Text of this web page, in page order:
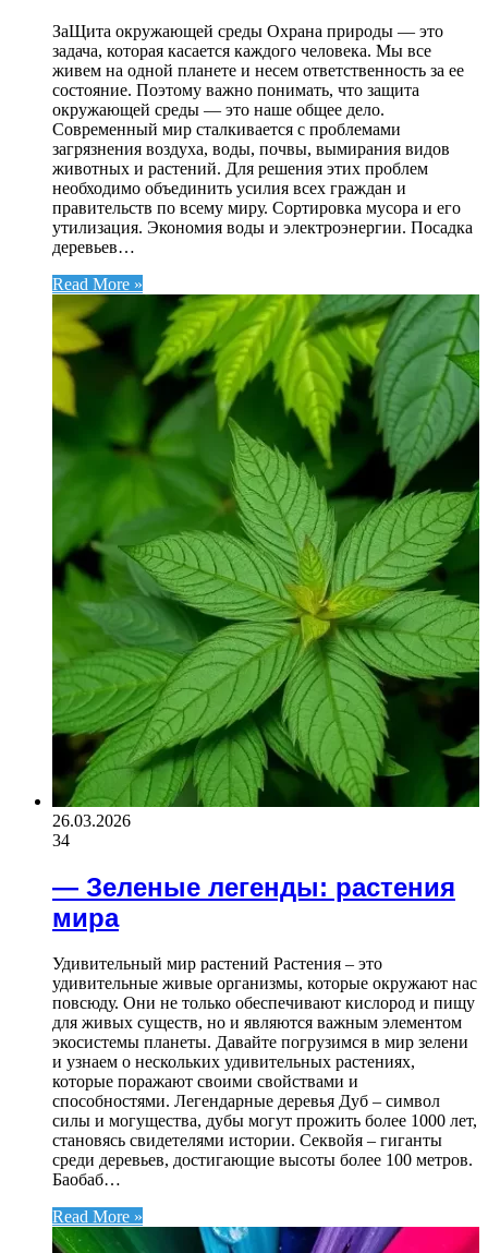
ЗаЩита окружающей среды Охрана природы — это
задача, которая касается каждого человека. Мы все
живем на одной планете и несем ответственность за ее
состояние. Поэтому важно понимать, что защита
окружающей среды — это наше общее дело.
Современный мир сталкивается с проблемами
загрязнения воздуха, воды, почвы, вымирания видов
животных и растений. Для решения этих проблем
необходимо объединить усилия всех граждан и
правительств по всему миру. Сортировка мусора и его
утилизация. Экономия воды и электроэнергии. Посадка
деревьев…
Read More »
26.03.2026
34
— Зеленые легенды: растения
мира
Удивительный мир растений Растения – это
удивительные живые организмы, которые окружают нас
повсюду. Они не только обеспечивают кислород и пищу
для живых существ, но и являются важным элементом
экосистемы планеты. Давайте погрузимся в мир зелени
и узнаем о нескольких удивительных растениях,
которые поражают своими свойствами и
способностями. Легендарные деревья Дуб – символ
силы и могущества, дубы могут прожить более 1000 лет,
становясь свидетелями истории. Секвойя – гиганты
среди деревьев, достигающие высоты более 100 метров.
Баобаб…
Read More »